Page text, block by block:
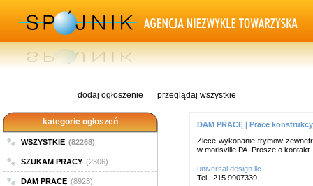
dodaj ogłoszenie przeglądaj wszystkie
kategorie ogłoszeń
WSZYSTKIE (82268)
SZUKAM PRACY (2306)
DAM PRACĘ (8928)
DAM PRACĘ | Prace
Zlece wykonanie trymow
w morisville PA. Prosze o kontakt.
universal design llc
Tel.: 215 9907339